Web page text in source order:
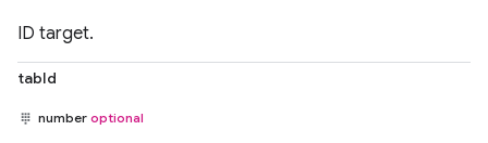
ID target.
tabId
number optional